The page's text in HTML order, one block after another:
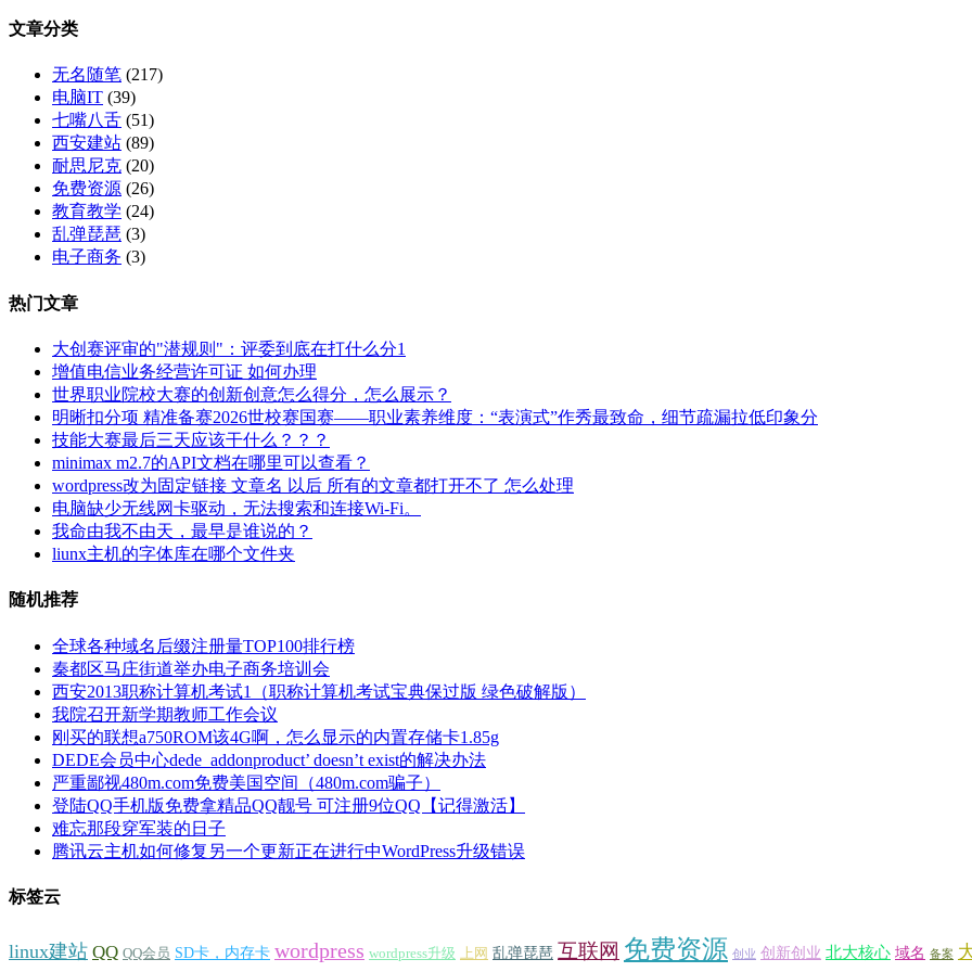
拟
容
文章分类
无名随笔 (217)
电脑IT (39)
七嘴八舌 (51)
西安建站 (89)
耐思尼克 (20)
免费资源 (26)
教育教学 (24)
乱弹琵琶 (3)
电子商务 (3)
热门文章
大创赛评审的"潜规则"：评委到底在打什么分1
增值电信业务经营许可证 如何办理
世界职业院校大赛的创新创意怎么得分，怎么展示？
明晰扣分项 精准备赛2026世校赛国赛——职业素养维度：“表演式”作秀最致命，细节疏漏拉低印象分
技能大赛最后三天应该干什么？？？
minimax m2.7的API文档在哪里可以查看？
wordpress改为固定链接 文章名 以后 所有的文章都打开不了 怎么处理
电脑缺少无线网卡驱动，无法搜索和连接Wi-Fi。
我命由我不由天，最早是谁说的？
liunx主机的字体库在哪个文件夹
随机推荐
全球各种域名后缀注册量TOP100排行榜
秦都区马庄街道举办电子商务培训会
西安2013职称计算机考试1（职称计算机考试宝典保过版 绿色破解版）
我院召开新学期教师工作会议
刚买的联想a750ROM该4G啊，怎么显示的内置存储卡1.85g
DEDE会员中心dede_addonproduct’ doesn’t exist的解决办法
严重鄙视480m.com免费美国空间（480m.com骗子）
登陆QQ手机版免费拿精品QQ靓号 可注册9位QQ【记得激活】
难忘那段穿军装的日子
腾讯云主机如何修复另一个更新正在进行中WordPress升级错误
标签云
linux建站 QQ QQ会员 SD卡，内存卡 wordpress wordpress升级 上网 乱弹琵琶 互联网 免费资源 创业 创新创业 北大核心 域名 备案